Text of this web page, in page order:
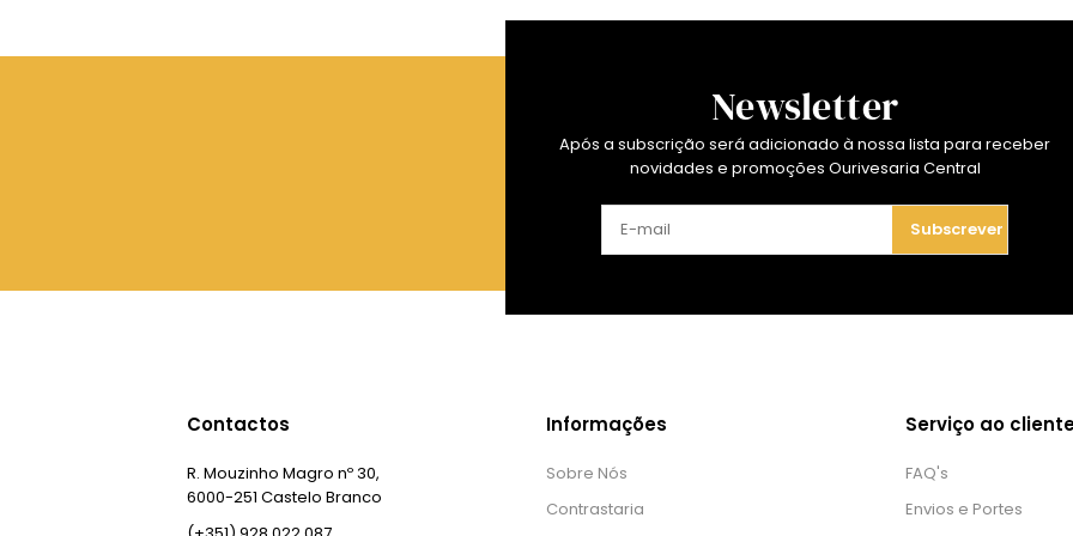
Newsletter
Após a subscrição será adicionado à nossa lista para receber
novidades e promoções Ourivesaria Central
Subscrever
Contactos
R. Mouzinho Magro nº 30,
6000-251 Castelo Branco
Informações
Sobre Nós
Contrastaria
Serviço ao
FAQ's
Envios e Portes